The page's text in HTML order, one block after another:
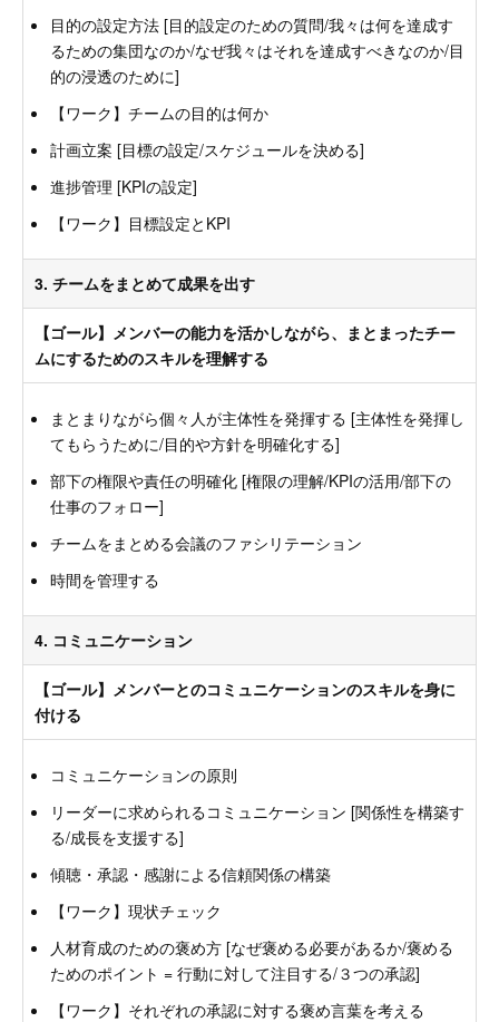
⽬的の設定方法 [目的設定のための質問/我々は何を達成す
るための集団なのか/なぜ我々はそれを達成すべきなのか/目
的の浸透のために]
【ワーク】チームの目的は何か
計画立案 [目標の設定/スケジュールを決める]
進捗管理 [KPIの設定]
【ワーク】目標設定とKPI
3. チームをまとめて成果を出す
【ゴール】メンバーの能力を活かしながら、まとまったチー
ムにするためのスキルを理解する
まとまりながら個々人が主体性を発揮する [主体性を発揮し
てもらうために/目的や方針を明確化する]
部下の権限や責任の明確化 [権限の理解/KPIの活用/部下の
仕事のフォロー]
チームをまとめる会議のファシリテーション
時間を管理する
4. コミュニケーション
【ゴール】メンバーとのコミュニケーションのスキルを身に
付ける
コミュニケーションの原則
リーダーに求められるコミュニケーション [関係性を構築す
る/成長を支援する]
傾聴・承認・感謝による信頼関係の構築
【ワーク】現状チェック
人材育成のための褒め方 [なぜ褒める必要があるか/褒める
ためのポイント = 行動に対して注目する/３つの承認]
【ワーク】それぞれの承認に対する褒め言葉を考える